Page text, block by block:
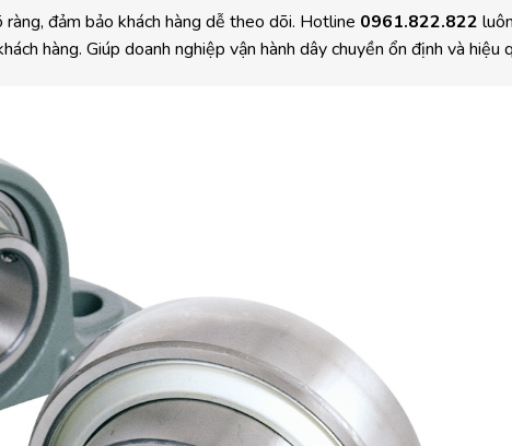
đảm bảo khách hàng dễ theo dõi. Hotline 0961.822.822
hàng. Giúp doanh nghiệp vận hành dây chuyền ổn định và hiệu